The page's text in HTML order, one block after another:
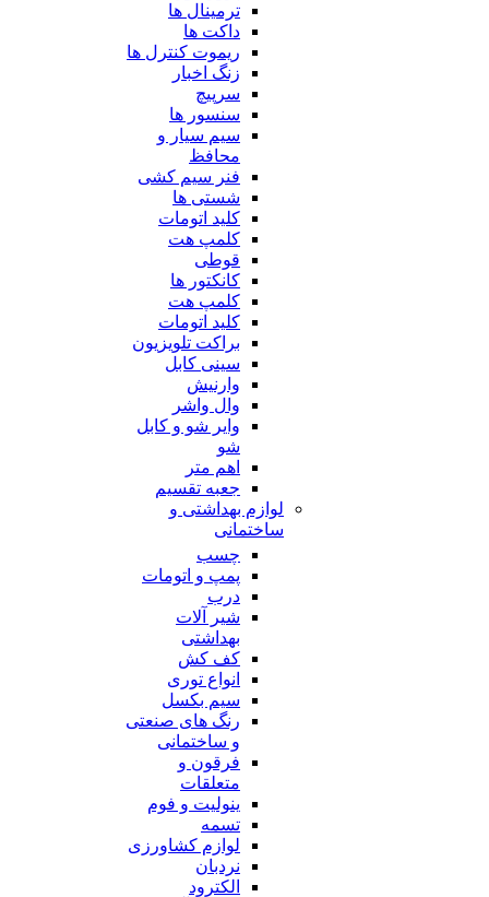
ترمینال ها
داکت ها
ریموت کنترل ها
زنگ اخبار
سرپیچ
سنسور ها
سیم سیار و
محافظ
فنر سیم کشی
شستی ها
کلید اتومات
کلمپ هت
قوطی
کانکتور ها
کلمپ هت
کلید اتومات
براکت تلویزیون
سینی کابل
وارنیش
وال واشر
وایر شو و کابل
شو
اهم متر
جعبه تقسیم
لوازم بهداشتی و
ساختمانی
چسب
پمپ و اتومات
درب
شیر آلات
بهداشتی
کف کش
انواع توری
سیم بکسل
رنگ های صنعتی
و ساختمانی
فرقون و
متعلقات
ینولیت و فوم
تسمه
لوازم کشاورزی
نردبان
الکترود